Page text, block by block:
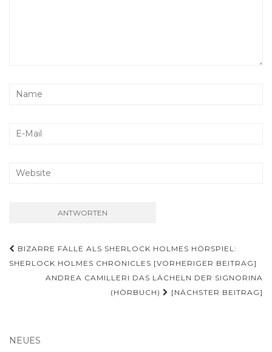
Beitragsnavigation
BIZARRE FÄLLE ALS SHERLOCK HOLMES HÖRSPIEL:
SHERLOCK HOLMES CHRONICLES [VORHERIGER BEITRAG]
ANDREA CAMILLERI DAS LÄCHELN DER SIGNORINA
(HÖRBUCH)
[NÄCHSTER BEITRAG]
NEUES